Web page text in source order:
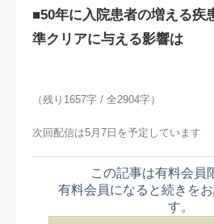
■50年に入院患者の増える疾
準クリアに与える影響は
（残り1657字 / 全2904字）
次回配信は5月7日を予定しています
この記事は有料会員
有料会員になると続きを
す。